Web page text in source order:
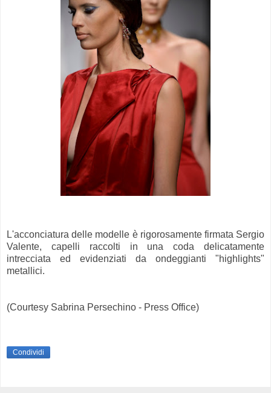
L'acconciatura delle modelle è rigorosamente firmata Sergio
Valente, capelli raccolti in una coda delicatamente
intrecciata ed evidenziati da ondeggianti "highlights"
metallici.
(Courtesy Sabrina Persechino - Press Office)
Condividi